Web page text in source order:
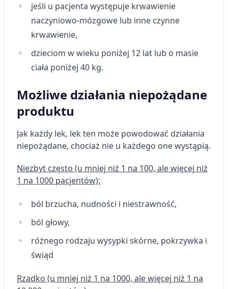
jeśli u pacjenta występuje krwawienie
naczyniowo-mózgowe lub inne czynne
krwawienie,
dzieciom w wieku poniżej 12 lat lub o masie
ciała poniżej 40 kg.
Możliwe działania niepożądane
produktu
Jak każdy lek, lek ten może powodować działania
niepożądane, chociaż nie u każdego one wystąpią.
Niezbyt często (u mniej niż 1 na 100, ale więcej niż
1 na 1000 pacjentów):
ból brzucha, nudności i niestrawność,
ból głowy,
różnego rodzaju wysypki skórne, pokrzywka i
świąd
Rzadko (u mniej niż 1 na 1000, ale więcej niż 1 na